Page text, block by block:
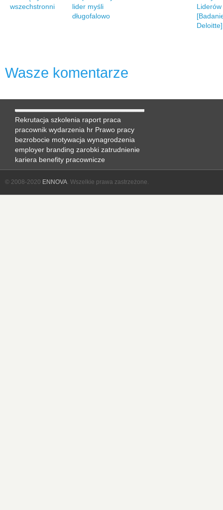
wszechstronni
lider myśli
długofalowo
Liderów
Deloitte]
Wasze komentarze
Rekrutacja szkolenia raport praca
pracownik wydarzenia hr Prawo pracy
bezrobocie motywacja wynagrodzenia
employer branding zarobki zatrudnienie
kariera benefity pracownicze
© 2008-2020 ENNOVA. Wszelkie prawa zastrzeżone.